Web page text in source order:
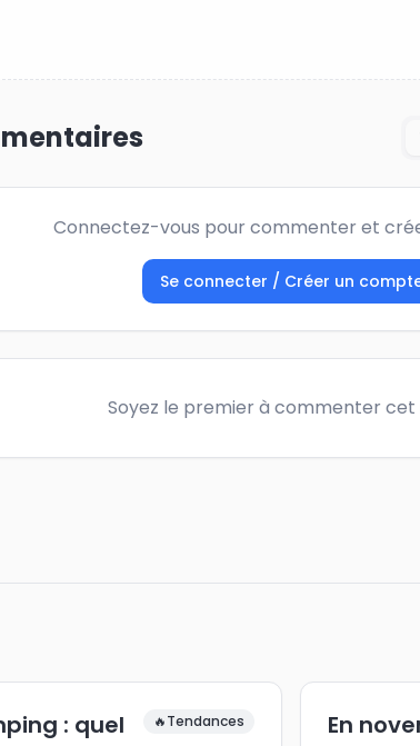
Connectez-vous pour commenter et
Se connecter / Créer un
Soyez le premier à commenter cet
: quel
🔥Tendances
En